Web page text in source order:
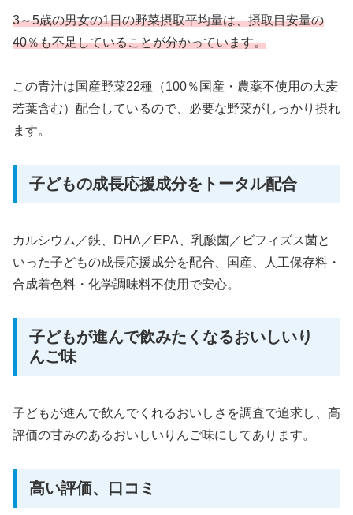
3～5歳の男女の1日の野菜摂取平均量は、摂取目安量の
40％も不足していることが分かっています。
この青汁は国産野菜22種（100％国産・農薬不使用の大麦
若葉含む）配合しているので、必要な野菜がしっかり摂れ
ます。
子どもの成長応援成分をトータル配合
カルシウム／鉄、DHA／EPA、乳酸菌／ビフィズス菌と
いった子どもの成長応援成分を配合、国産、人工保存料・
合成着色料・化学調味料不使用で安心。
子どもが進んで飲みたくなるおいしいり
んご味
子どもが進んで飲んでくれるおいしさを調査で追求し、高
評価の甘みのあるおいしいりんご味にしてあります。
高い評価、口コミ